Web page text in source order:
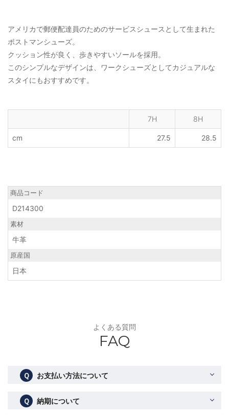
アメリカで郵便配達員のためのサービスシュースとして生まれた
ポストマンシューズ。
クッション性が良く、歩きやすいソールを採用。
このシンプルなデザインは、ワークシューズとしてカジュアルな
スタイにもおすすめです。
7H 8H
cm 27.5 28.5
商品コード
D214300
素材
牛革
原産国
日本
よくある質問
FAQ
Ｑ お支払い方法について
Ｑ 納期について